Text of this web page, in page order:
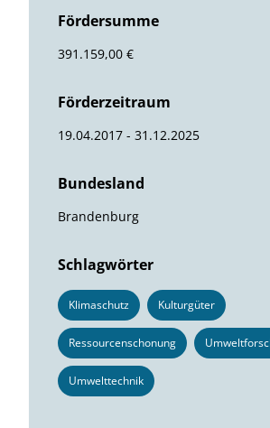
Fördersumme
391.159,00 €
Förderzeitraum
19.04.2017 - 31.12.2025
Bundesland
Brandenburg
Schlagwörter
Klimaschutz Kulturgüter
Ressourcenschonung
Umwelttechnik